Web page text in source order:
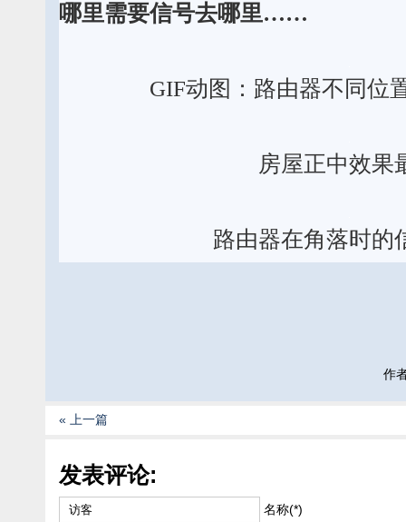
哪里需要信号去哪里……
GIF动图：路由器不同位
房屋正中效果
路由器在角落时的
作
« 上一篇
发表评论:
名称(*)